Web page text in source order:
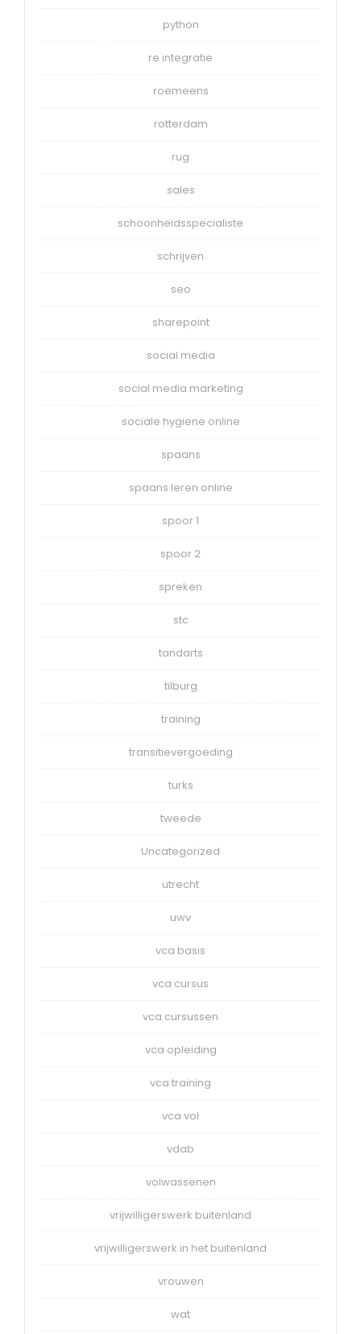
python
re integratie
roemeens
rotterdam
rug
sales
schoonheidsspecialiste
schrijven
seo
sharepoint
social media
social media marketing
sociale hygiene online
spaans
spaans leren online
spoor 1
spoor 2
spreken
stc
tandarts
tilburg
training
transitievergoeding
turks
tweede
Uncategorized
utrecht
uwv
vca basis
vca cursus
vca cursussen
vca opleiding
vca training
vca vol
vdab
volwassenen
vrijwilligerswerk buitenland
vrijwilligerswerk in het buitenland
vrouwen
wat